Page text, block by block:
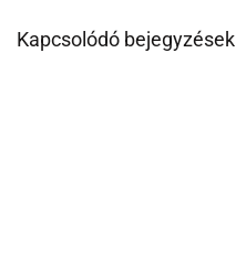
Kapcsolódó bejegyzések